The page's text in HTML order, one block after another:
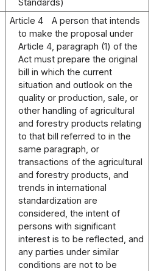
Standards)
Article 4
A person that intends
to make the proposal under
Article 4, paragraph (1) of the
Act must prepare the original
bill in which the current
situation and outlook on the
quality or production, sale, or
other handling of agricultural
and forestry products relating
to that bill referred to in the
same paragraph, or
transactions of the agricultural
and forestry products, and
trends in international
standardization are
considered, the intent of
persons with significant
interest is to be reflected, and
any parties under similar
conditions are not to be